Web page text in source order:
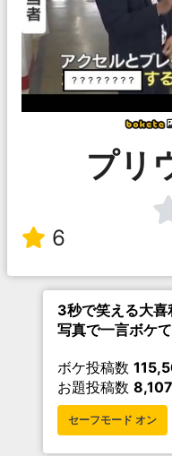
プリ
6
3秒で笑える大喜
写真で一言ボケ
ボケ投稿数
お題投稿数
セーフモード オン